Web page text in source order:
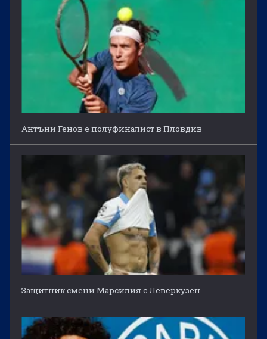
Антъни Генов е полуфиналист в Пловдив
Защитник смени Марсилия с Леверкузен